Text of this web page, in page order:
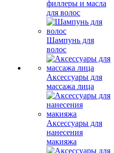
филлеры и масла
для волос
Шампунь для
волос
Аксессуары для
массажа лица
Аксессуары для
нанесения
макияжа